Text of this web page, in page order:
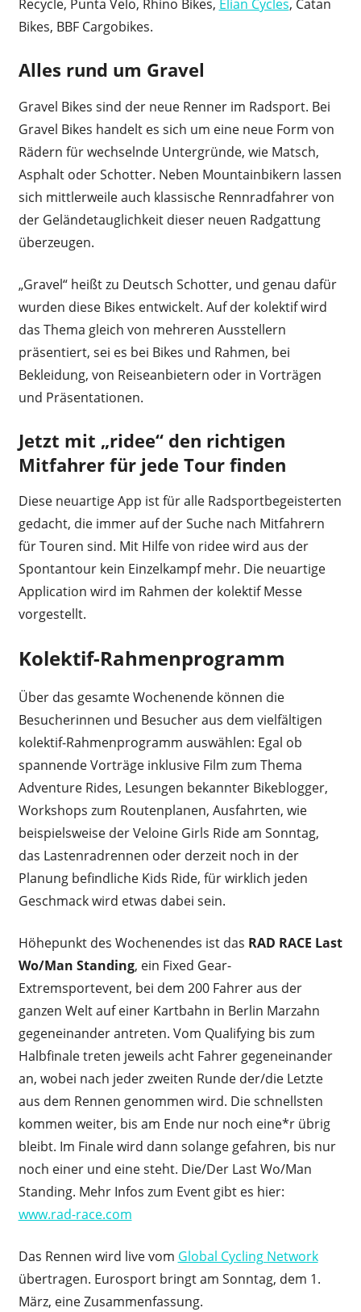
Recycle, Punta Velo, Rhino Bikes, Elian Cycles, Catan
Bikes, BBF Cargobikes.
Alles rund um Gravel
Gravel Bikes sind der neue Renner im Radsport. Bei
Gravel Bikes handelt es sich um eine neue Form von
Rädern für wechselnde Untergründe, wie Matsch,
Asphalt oder Schotter. Neben Mountainbikern lassen
sich mittlerweile auch klassische Rennradfahrer von
der Geländetauglichkeit dieser neuen Radgattung
überzeugen.
„Gravel“ heißt zu Deutsch Schotter, und genau dafür
wurden diese Bikes entwickelt. Auf der kolektif wird
das Thema gleich von mehreren Ausstellern
präsentiert, sei es bei Bikes und Rahmen, bei
Bekleidung, von Reiseanbietern oder in Vorträgen
und Präsentationen.
Jetzt mit „ridee“ den richtigen
Mitfahrer für jede Tour finden
Diese neuartige App ist für alle Radsportbegeisterten
gedacht, die immer auf der Suche nach Mitfahrern
für Touren sind. Mit Hilfe von ridee wird aus der
Spontantour kein Einzelkampf mehr. Die neuartige
Application wird im Rahmen der kolektif Messe
vorgestellt.
Kolektif-Rahmenprogramm
Über das gesamte Wochenende können die
Besucherinnen und Besucher aus dem vielfältigen
kolektif-Rahmenprogramm auswählen: Egal ob
spannende Vorträge inklusive Film zum Thema
Adventure Rides, Lesungen bekannter Bikeblogger,
Workshops zum Routenplanen, Ausfahrten, wie
beispielsweise der Veloine Girls Ride am Sonntag,
das Lastenradrennen oder derzeit noch in der
Planung befindliche Kids Ride, für wirklich jeden
Geschmack wird etwas dabei sein.
Höhepunkt des Wochenendes ist das RAD RACE Last
Wo/Man Standing, ein Fixed Gear-
Extremsportevent, bei dem 200 Fahrer aus der
ganzen Welt auf einer Kartbahn in Berlin Marzahn
gegeneinander antreten. Vom Qualifying bis zum
Halbfinale treten jeweils acht Fahrer gegeneinander
an, wobei nach jeder zweiten Runde der/die Letzte
aus dem Rennen genommen wird. Die schnellsten
kommen weiter, bis am Ende nur noch eine*r übrig
bleibt. Im Finale wird dann solange gefahren, bis nur
noch einer und eine steht. Die/Der Last Wo/Man
Standing. Mehr Infos zum Event gibt es hier:
www.rad-race.com
Das Rennen wird live vom Global Cycling Network
übertragen. Eurosport bringt am Sonntag, dem 1.
März, eine Zusammenfassung.